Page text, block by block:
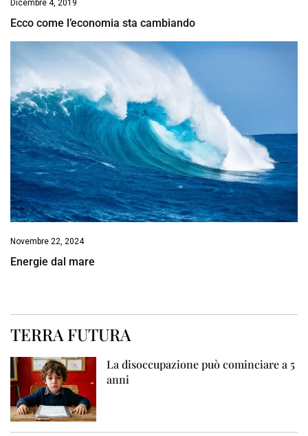
Dicembre 4, 2019
Ecco come l’economia sta cambiando
Novembre 22, 2024
Energie dal mare
TERRA FUTURA
La disoccupazione può cominciare a 5
anni